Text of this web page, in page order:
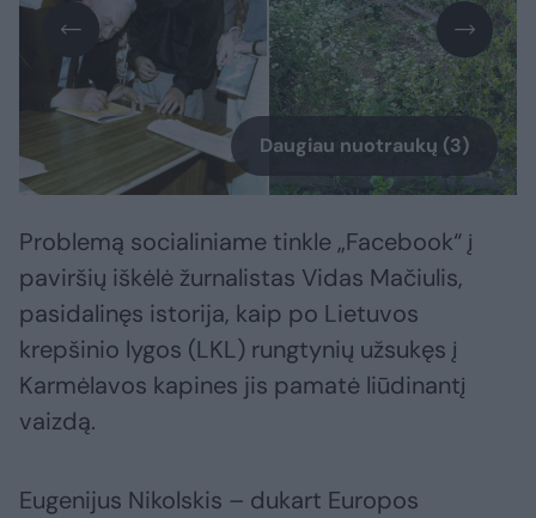
Daugiau nuotraukų (3)
Problemą socialiniame tinkle „Facebook“ į
paviršių iškėlė žurnalistas Vidas Mačiulis,
pasidalinęs istorija, kaip po Lietuvos
krepšinio lygos (LKL) rungtynių užsukęs į
Karmėlavos kapines jis pamatė liūdinantį
vaizdą.
Eugenijus Nikolskis – dukart Europos